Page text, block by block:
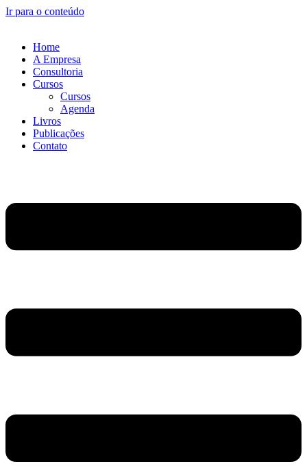
Ir para o conteúdo
Home
A Empresa
Consultoria
Cursos
Cursos
Agenda
Livros
Publicações
Contato